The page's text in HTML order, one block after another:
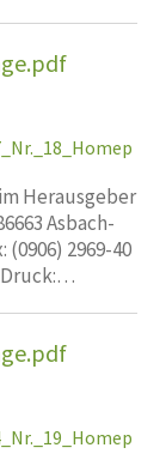
Herausgeber
Asbach-
(0906) 2969-40
Druck:…